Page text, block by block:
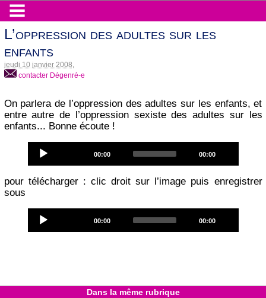
L’oppression des adultes sur les
enfants
jeudi 10 janvier 2008
contacter Dégenré-e
On parlera de l’oppression des adultes sur les enfants, et
entre autre de l’oppression sexiste des adultes sur les
enfants... Bonne écoute !
Player
Current
00:00
Total
00:00
pour télécharger : clic droit sur l’image puis enregistrer
sous
Player
Current
00:00
Total
00:00
Dans la même rubrique